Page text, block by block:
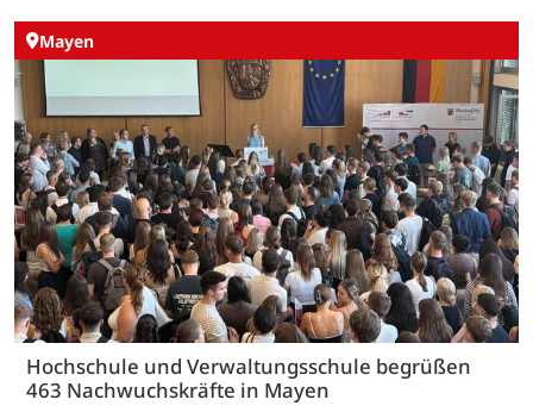
Mayen
Hochschule und Verwaltungsschule begrüßen
463 Nachwuchskräfte in Mayen